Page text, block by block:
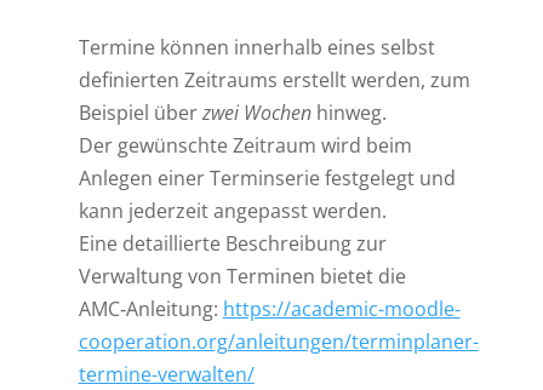
Termine können innerhalb eines selbst
definierten Zeitraums erstellt werden, zum
Beispiel überzwei Wochenhinweg.
Der gewünschte Zeitraum wird beim
Anlegen einer Terminserie festgelegt und
kann jederzeit angepasst werden.
Eine detaillierte Beschreibung zur
Verwaltung von Terminen bietet die
AMC‑Anleitung: https://academic-moodle-
cooperation.org/anleitungen/terminplaner-
termine-verwalten/